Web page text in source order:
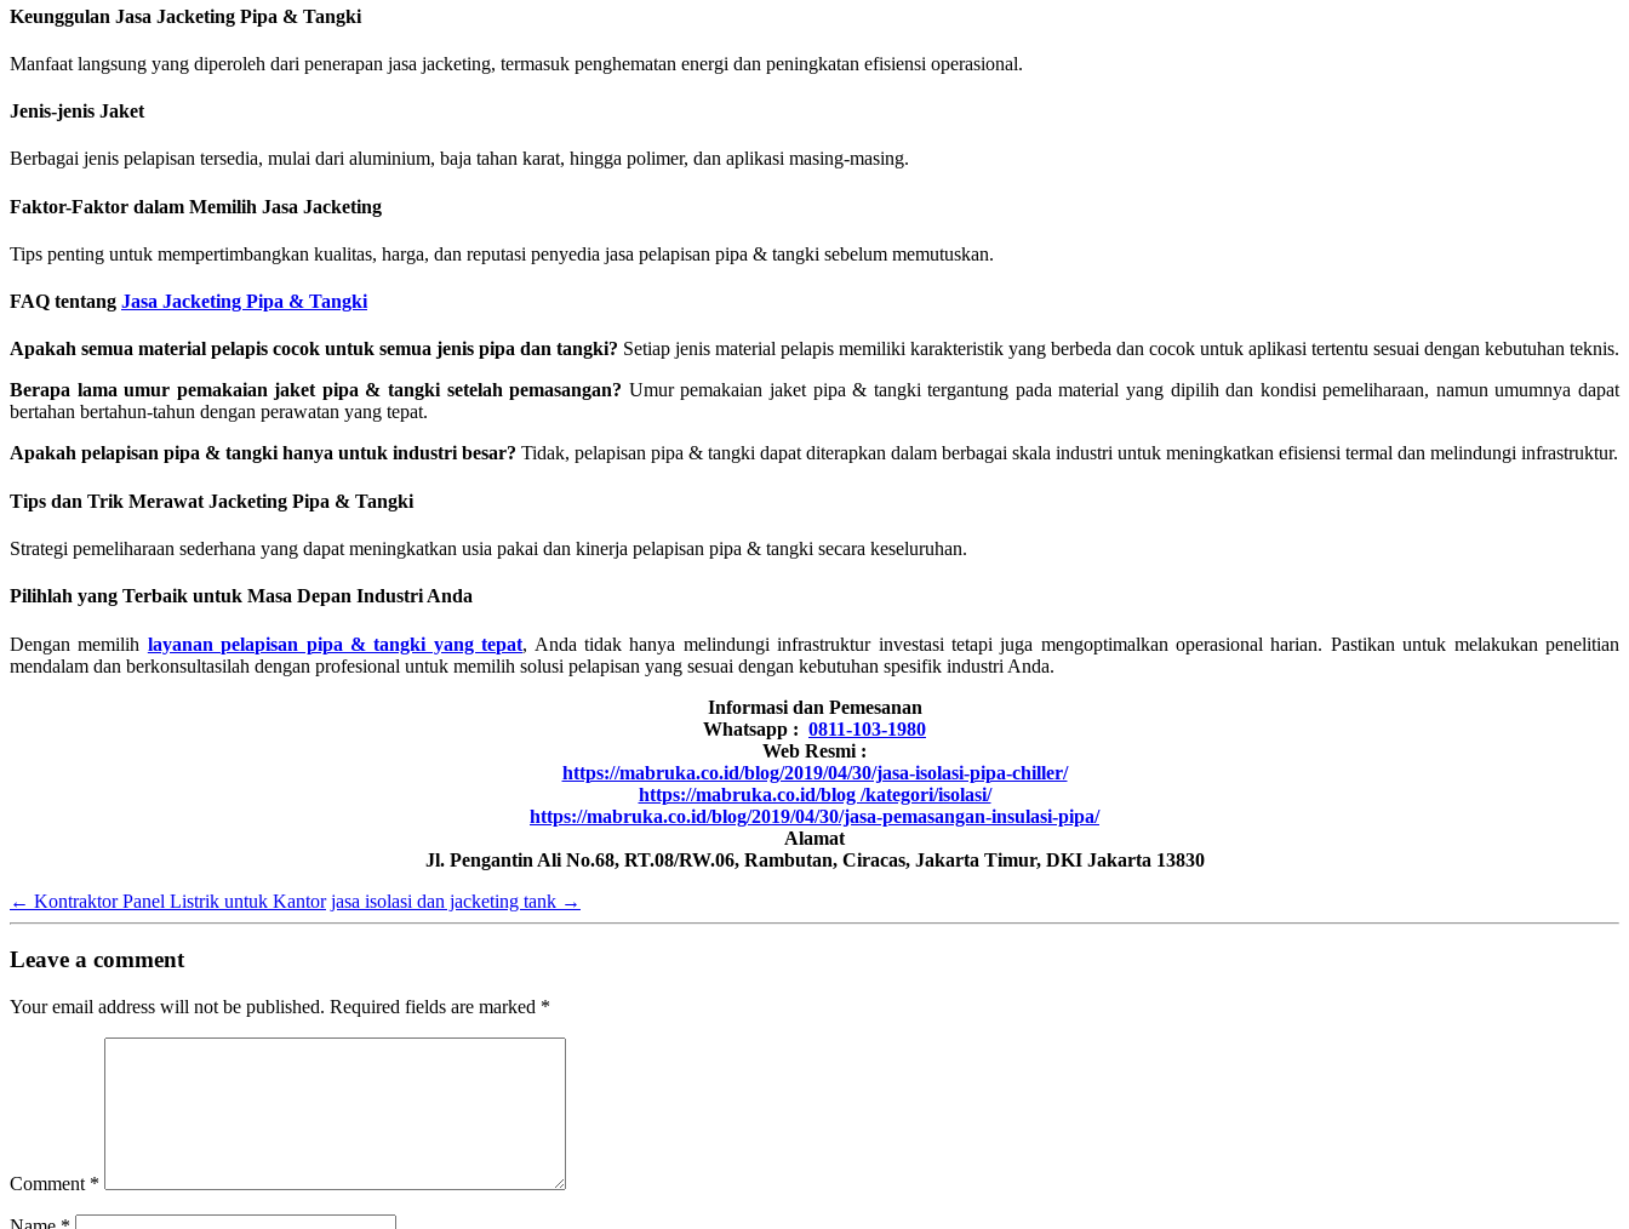
Keunggulan Jasa Jacketing Pipa & Tangki
Manfaat langsung yang diperoleh dari penerapan jasa jacketing, termasuk penghematan energi dan peningkatan efisiensi operasional.
Jenis-jenis Jaket
Berbagai jenis pelapisan tersedia, mulai dari aluminium, baja tahan karat, hingga polimer, dan aplikasi masing-masing.
Faktor-Faktor dalam Memilih Jasa Jacketing
Tips penting untuk mempertimbangkan kualitas, harga, dan reputasi penyedia jasa pelapisan pipa & tangki sebelum memutuskan.
FAQ tentang Jasa Jacketing Pipa & Tangki
Apakah semua material pelapis cocok untuk semua jenis pipa dan tangki? Setiap jenis material pelapis memiliki karakteristik yang berbeda dan cocok untuk aplikasi tertentu sesuai dengan kebutuhan teknis.
Berapa lama umur pemakaian jaket pipa & tangki setelah pemasangan? Umur pemakaian jaket pipa & tangki tergantung pada material yang dipilih dan kondisi pemeliharaan, namun umumnya dapat
bertahan bertahun-tahun dengan perawatan yang tepat.
Apakah pelapisan pipa & tangki hanya untuk industri besar? Tidak, pelapisan pipa & tangki dapat diterapkan dalam berbagai skala industri untuk meningkatkan efisiensi termal dan melindungi infrastruktur.
Tips dan Trik Merawat Jacketing Pipa & Tangki
Strategi pemeliharaan sederhana yang dapat meningkatkan usia pakai dan kinerja pelapisan pipa & tangki secara keseluruhan.
Pilihlah yang Terbaik untuk Masa Depan Industri Anda
Dengan memilih layanan pelapisan pipa & tangki yang tepat, Anda tidak hanya melindungi infrastruktur investasi tetapi juga mengoptimalkan operasional harian. Pastikan untuk melakukan penelitian
mendalam dan berkonsultasilah dengan profesional untuk memilih solusi pelapisan yang sesuai dengan kebutuhan spesifik industri Anda.
Informasi dan Pemesanan
Whatsapp : 0811-103-1980
Web Resmi :
https://mabruka.co.id/blog/2019/04/30/jasa-isolasi-pipa-chiller/
https://mabruka.co.id/blog /kategori/isolasi/
https://mabruka.co.id/blog/2019/04/30/jasa-pemasangan-insulasi-pipa/
Alamat
Jl. Pengantin Ali No.68, RT.08/RW.06, Rambutan, Ciracas, Jakarta Timur, DKI Jakarta 13830
← Kontraktor Panel Listrik untuk Kantor jasa isolasi dan jacketing tank →
Leave a comment
Your email address will not be published. Required fields are marked *
Comment *